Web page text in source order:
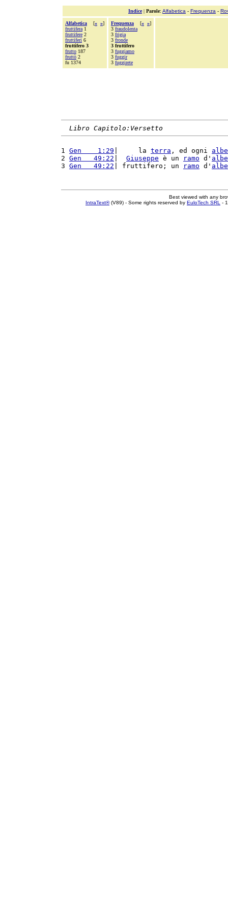
Indice| Parole: Alfabetica - Frequenza -
Alfabetica [« »]
fruttifera 1
fruttifere 2
fruttiferi 6
fruttifero 3
frutto 187
fruttò 2
fu 1374
Frequenza [« »]
3 fraudolenta
3 frigia
3 fronde
3 fruttifero
3 fuggiamo
3 fuggir
3 fuggirete
Libro Capitolo:Versetto
1 Gen    1:29 |     la terra , ed ogni
2 Gen   49:22 Giuseppe è un ramo d'
3 Gen   49:22 | fruttifero; un ramo d'
Best viewed with any
IntraText®(V89) - Some rights reserved by EuloTech SRL -